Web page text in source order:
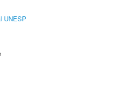
UNESP